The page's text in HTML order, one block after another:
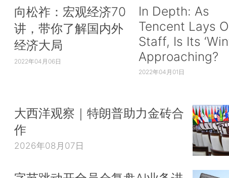
向松祚：宏观经济70
讲，带你了解国内外
经济大局
2022年04月06日
In Depth: As
Tencent Lays
Staff, Is Its
Approaching?
2022年04月01日
大西洋观察｜特朗普助力金砖合
作
2026年08月07日